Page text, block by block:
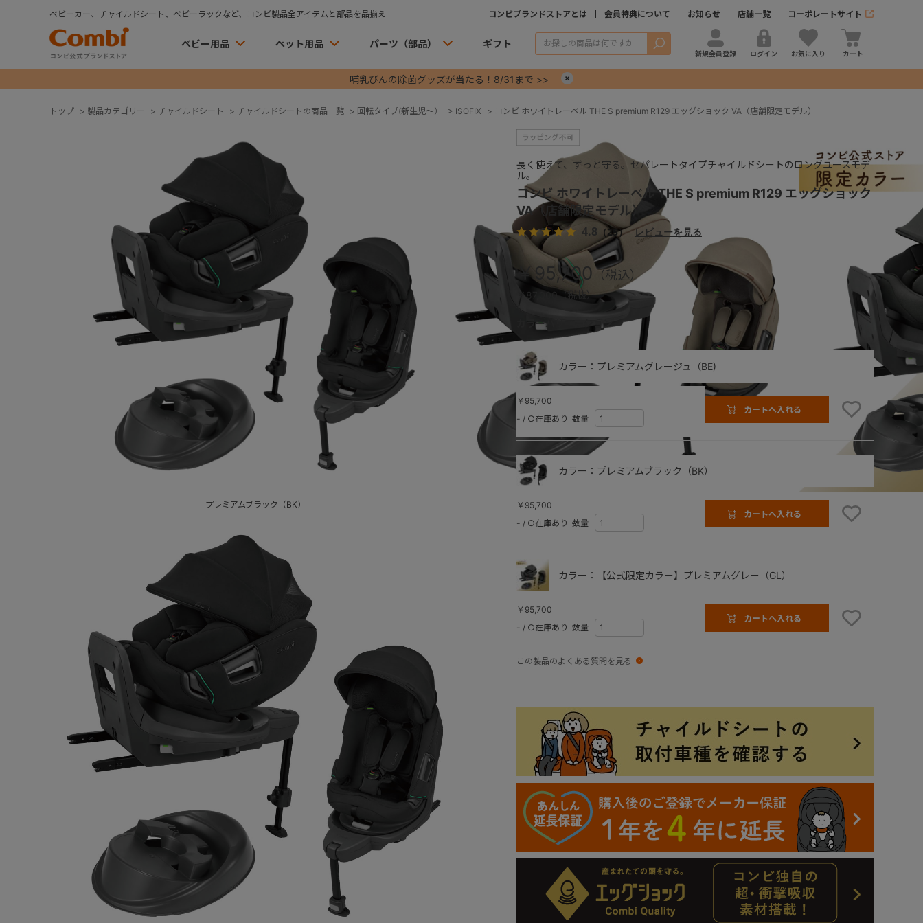
ベビーカー、チャイルドシート、ベビーラックなど、コンビ製品全アイテムと部品を品揃え コンビブランドストアとは 会員特典について お知らせ 店舗一覧 コーポレートサイト
ベビー用品 ペット用品 パーツ（部品） ギフト 検索
新規会員登録 ログイン お気に入り カート
哺乳びんの除菌グッズが当たる！8/31まで >>
トップ > 製品カテゴリー > チャイルドシート > チャイルドシートの商品一覧 > 回転タイプ(新生児～） > ISOFIX > コンビ ホワイトレーベル THE S premium R129 エッグショック VA（店舗限定モデル）
プレミアムブラック（BK）
長く使えて、ずっと守る。セパレートタイプチャイルドシートのロングユースモデ
ル。
コンビ ホワイトレーベル THE S premium R129 エッグショック
VA（店舗限定モデル）
4.8 （25） レビューを見る
￥95,700
￥87,000（税抜）
カラーバリエーション
カラー：プレミアムグレージュ（BE)
￥95,700
- / ○在庫あり 数量
カートへ入れる
カラー：プレミアムブラック（BK）
￥95,700
- / ○在庫あり 数量
カートへ入れる
カラー：【公式限定カラー】プレミアムグレー（GL）
￥95,700
- / ○在庫あり 数量
カートへ入れる
この製品のよくある質問を見る